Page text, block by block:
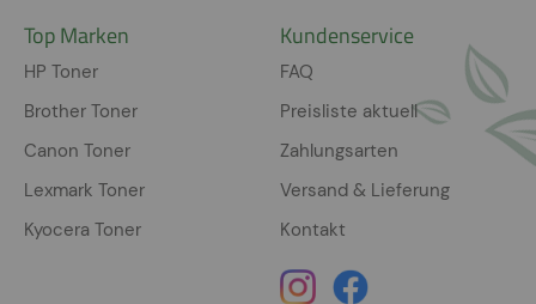
Top Marken
HP Toner
Brother Toner
Canon Toner
Lexmark Toner
Kyocera Toner
Kundenservice
FAQ
Preisliste aktuell
Zahlungsarten
Versand & Lieferung
Kontakt